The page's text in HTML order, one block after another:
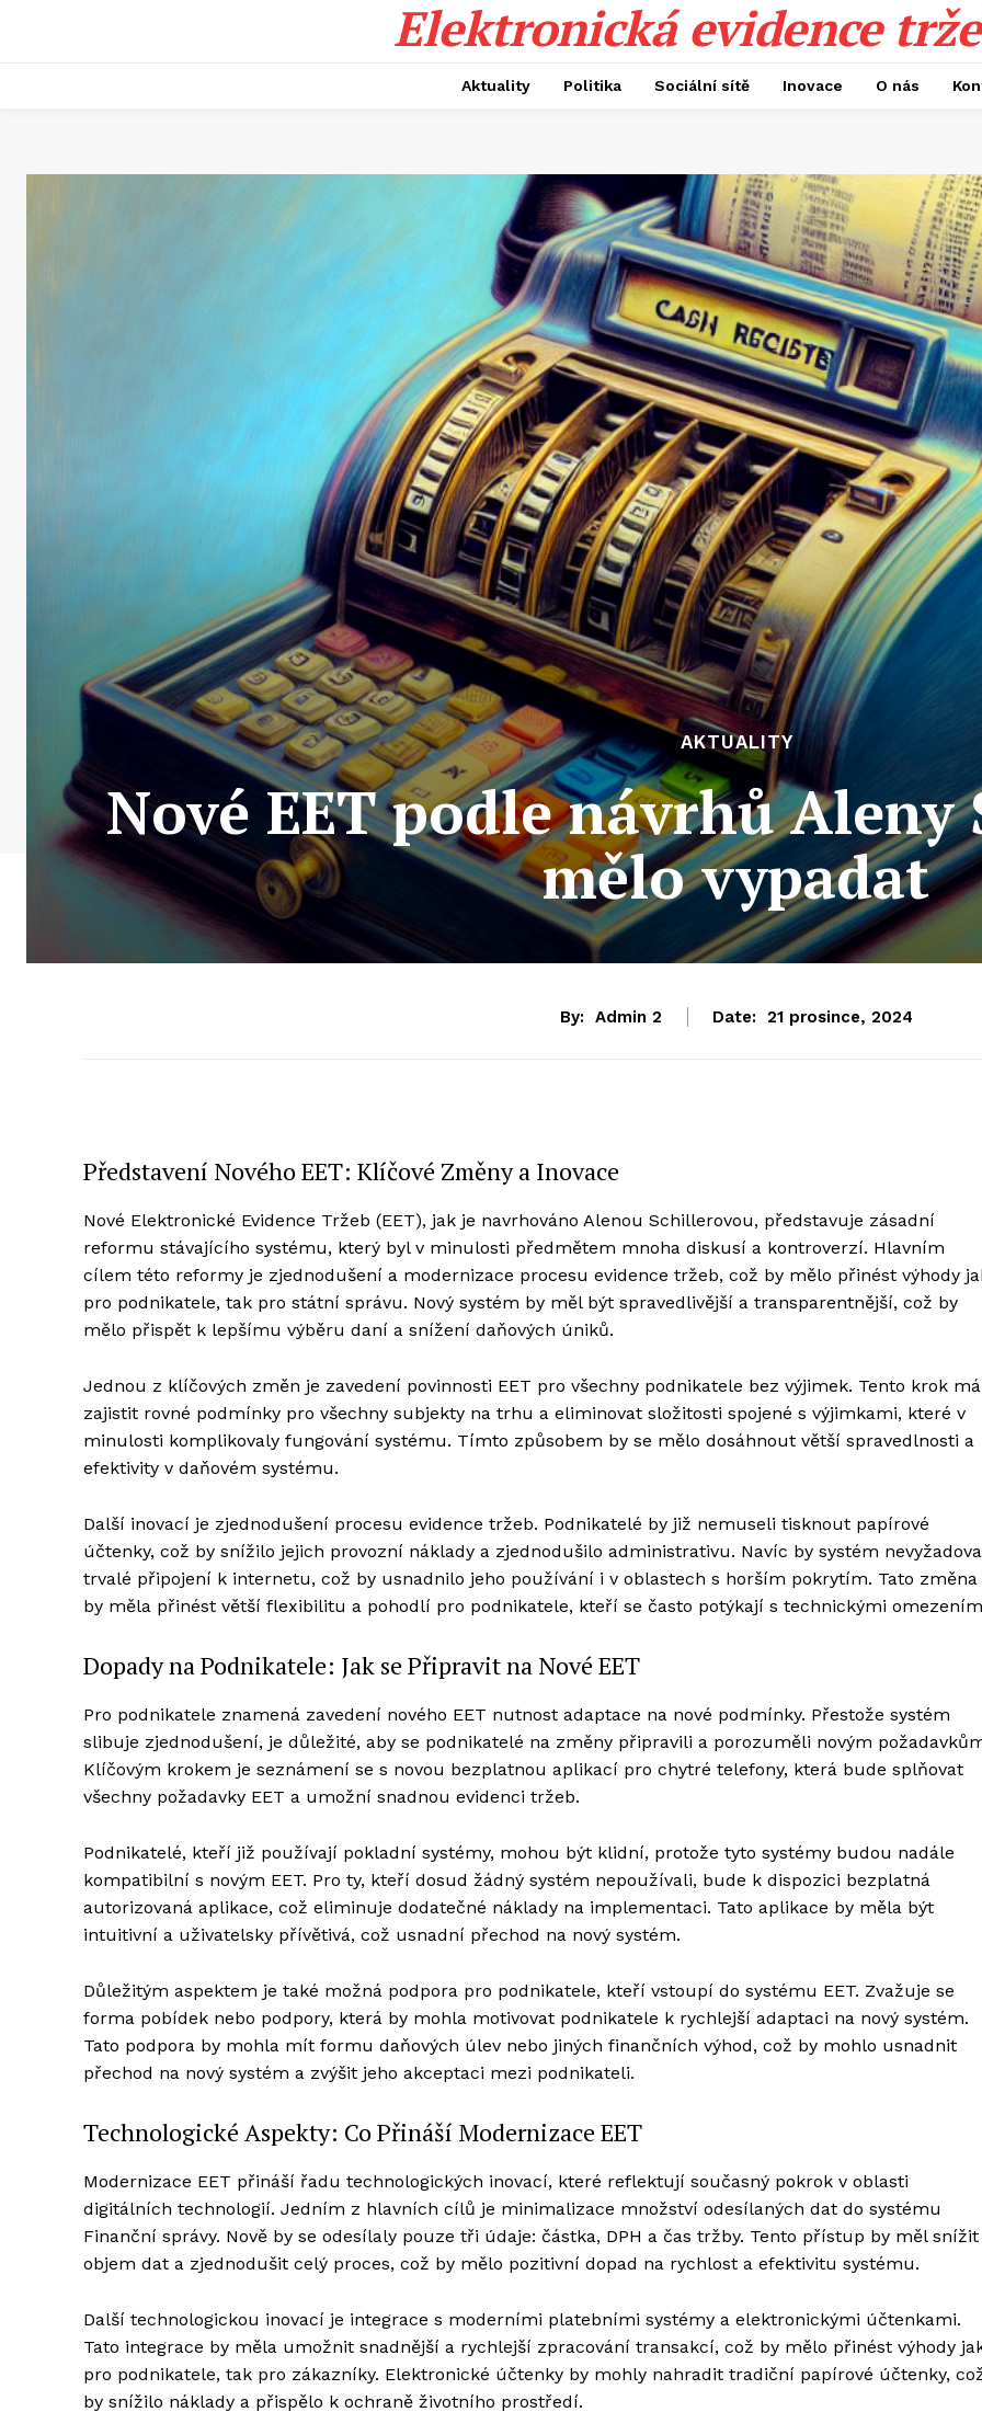
Elektronická evidence
Aktuality Politika Sociální sítě Inovace O nás
AKTUALITY
Nové EET podle návrhů Aleny
mělo vypadat
By: Admin 2 Date: 21 prosince, 2024
Představení Nového EET: Klíčové Změny a Inovace
Nové Elektronické Evidence Tržeb (EET), jak je navrhováno Alenou Schillerovou, představuje zásadní
reformu stávajícího systému, který byl v minulosti předmětem mnoha diskusí a kontroverzí. Hlavním
cílem této reformy je zjednodušení a modernizace procesu evidence tržeb, což by mělo přinést výhody
pro podnikatele, tak pro státní správu. Nový systém by měl být spravedlivější a transparentnější, což by
mělo přispět k lepšímu výběru daní a snížení daňových úniků.
Jednou z klíčových změn je zavedení povinnosti EET pro všechny podnikatele bez výjimek. Tento krok má
zajistit rovné podmínky pro všechny subjekty na trhu a eliminovat složitosti spojené s výjimkami, které v
minulosti komplikovaly fungování systému. Tímto způsobem by se mělo dosáhnout větší spravedlnosti a
efektivity v daňovém systému.
Další inovací je zjednodušení procesu evidence tržeb. Podnikatelé by již nemuseli tisknout papírové
účtenky, což by snížilo jejich provozní náklady a zjednodušilo administrativu. Navíc by systém
trvalé připojení k internetu, což by usnadnilo jeho používání i v oblastech s horším pokrytím. Tato změna
by měla přinést větší flexibilitu a pohodlí pro podnikatele, kteří se často potýkají s technickými
Dopady na Podnikatele: Jak se Připravit na Nové EET
Pro podnikatele znamená zavedení nového EET nutnost adaptace na nové podmínky. Přestože systém
slibuje zjednodušení, je důležité, aby se podnikatelé na změny připravili a porozuměli novým
Klíčovým krokem je seznámení se s novou bezplatnou aplikací pro chytré telefony, která bude splňovat
všechny požadavky EET a umožní snadnou evidenci tržeb.
Podnikatelé, kteří již používají pokladní systémy, mohou být klidní, protože tyto systémy budou nadále
kompatibilní s novým EET. Pro ty, kteří dosud žádný systém nepoužívali, bude k dispozici bezplatná
autorizovaná aplikace, což eliminuje dodatečné náklady na implementaci. Tato aplikace by měla být
intuitivní a uživatelsky přívětivá, což usnadní přechod na nový systém.
Důležitým aspektem je také možná podpora pro podnikatele, kteří vstoupí do systému EET. Zvažuje se
forma pobídek nebo podpory, která by mohla motivovat podnikatele k rychlejší adaptaci na nový systém.
Tato podpora by mohla mít formu daňových úlev nebo jiných finančních výhod, což by mohlo usnadnit
přechod na nový systém a zvýšit jeho akceptaci mezi podnikateli.
Technologické Aspekty: Co Přináší Modernizace EET
Modernizace EET přináší řadu technologických inovací, které reflektují současný pokrok v oblasti
digitálních technologií. Jedním z hlavních cílů je minimalizace množství odesílaných dat do systému
Finanční správy. Nově by se odesílaly pouze tři údaje: částka, DPH a čas tržby. Tento přístup by měl snížit
objem dat a zjednodušit celý proces, což by mělo pozitivní dopad na rychlost a efektivitu systému.
Další technologickou inovací je integrace s moderními platebními systémy a elektronickými účtenkami.
Tato integrace by měla umožnit snadnější a rychlejší zpracování transakcí, což by mělo přinést výhody
pro podnikatele, tak pro zákazníky. Elektronické účtenky by mohly nahradit tradiční papírové účtenky,
by snížilo náklady a přispělo k ochraně životního prostředí.